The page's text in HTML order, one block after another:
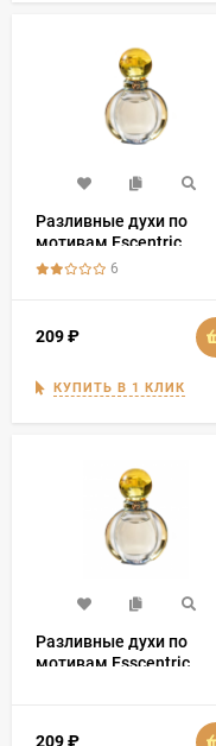
Разливные духи по
мотивам Escentric
Molecule 02
6
209₽
КУПИТЬ В 1 КЛИК
Разливные духи по
мотивам Esscentric
209₽